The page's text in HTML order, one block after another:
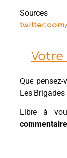
Votre
Que
Les
Libre à